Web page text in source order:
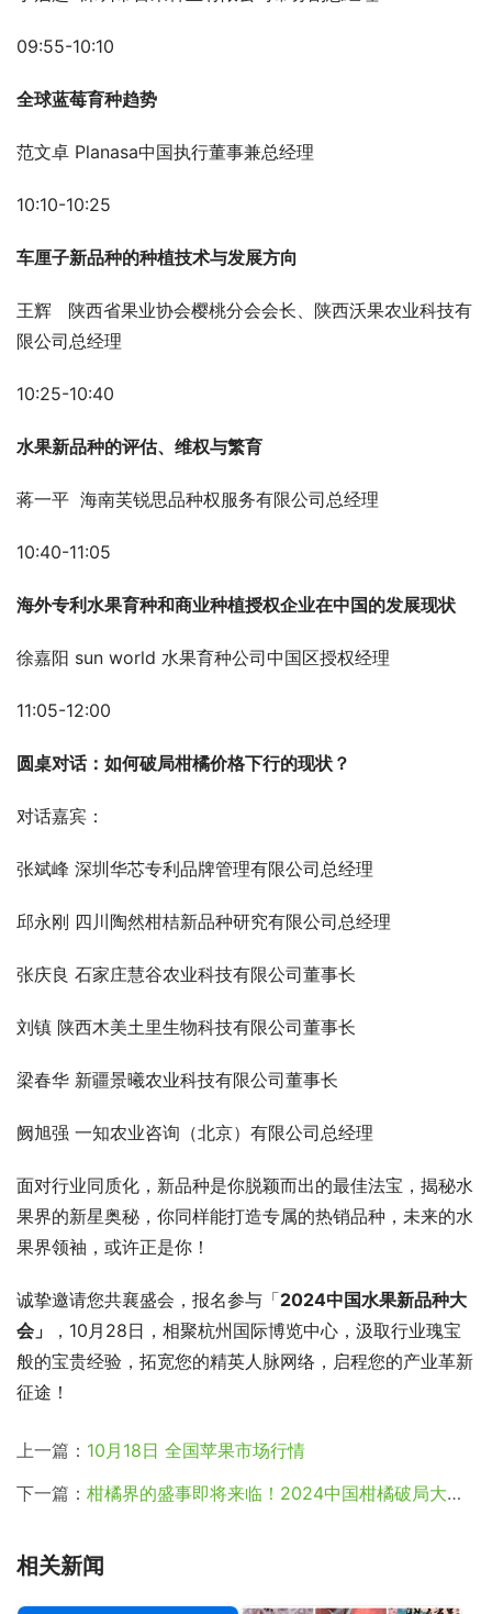
09:55-10:10
全球蓝莓育种趋势
范文卓 Planasa中国执行董事兼总经理
10:10-10:25
车厘子新品种的种植技术与发展方向
王辉   陕西省果业协会樱桃分会会长、陕西沃果农业科技有
限公司总经理
10:25-10:40
水果新品种的评估、维权与繁育
蒋一平  海南芙锐思品种权服务有限公司总经理
10:40-11:05
海外专利水果育种和商业种植授权企业在中国的发展现状
徐嘉阳 sun world 水果育种公司中国区授权经理
11:05-12:00
圆桌对话：如何破局柑橘价格下行的现状？
对话嘉宾：
张斌峰 深圳华芯专利品牌管理有限公司总经理
邱永刚 四川陶然柑桔新品种研究有限公司总经理
张庆良 石家庄慧谷农业科技有限公司董事长
刘镇 陕西木美土里生物科技有限公司董事长
梁春华 新疆景曦农业科技有限公司董事长
阙旭强 一知农业咨询（北京）有限公司总经理
面对行业同质化，新品种是你脱颖而出的最佳法宝，揭秘水
果界的新星奥秘，你同样能打造专属的热销品种，未来的水
果界领袖，或许正是你！
诚挚邀请您共襄盛会，报名参与「2024中国水果新品种大
会」
，10月28日，相聚杭州国际博览中心，汲取行业瑰宝
般的宝贵经验，拓宽您的精英人脉网络，启程您的产业革新
征途！
上一篇： 10月18日 全国苹果市场行情
下一篇： 柑橘界的盛事即将来临！2024中国柑橘破局大会，破局逆袭！
相关新闻